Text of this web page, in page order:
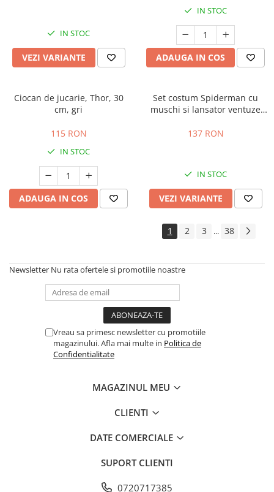
IN STOC
VEZI VARIANTE
IN STOC
ADAUGA IN COS
Ciocan de jucarie, Thor, 30
cm, gri
115 RON
IN STOC
ADAUGA IN COS
Set costum Spiderman cu
muschi si lansator ventuze
137 RON
IN STOC
VEZI VARIANTE
1 2 3 ... 38
Newsletter Nu rata ofertele si promotiile noastre
Vreau sa primesc newsletter cu promotiile
magazinului. Afla mai multe in Politica de
Confidentialitate
MAGAZINUL MEU
CLIENTI
DATE COMERCIALE
SUPORT CLIENTI
0720717385